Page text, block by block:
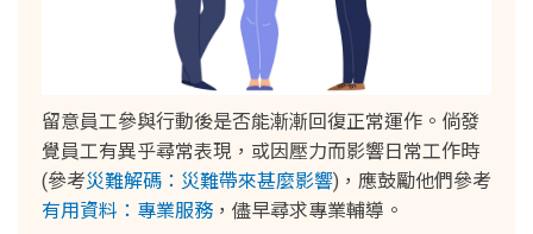
留意員工參與行動後是否能漸漸回復正常運作。倘發
覺員工有異乎尋常表現，或因壓力而影響日常工作時
(參考災難解碼：災難帶來甚麼影響)，應鼓勵他們參考
有用資料：專業服務 ，儘早尋求專業輔導。